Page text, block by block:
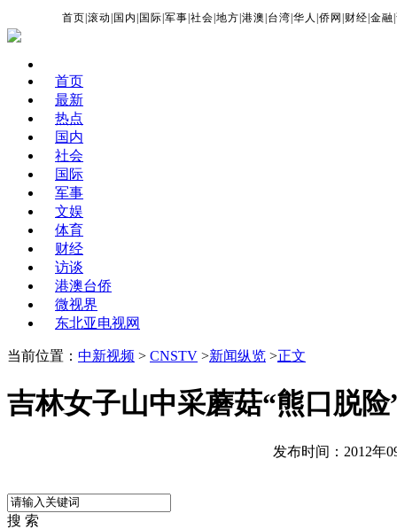
首页 |滚动 国内 国际 |军事 |社会 |地方 |港澳 台湾 |华人 |侨网 财经 |金融 |
首页
最新
热点
国内
社会
国际
军事
文娱
体育
财经
访谈
港澳台侨
微视界
东北亚电视网
当前位置： 中新视频 > CNSTV >新闻纵览 >正文
吉林女子山中采蘑菇“熊口脱险
发布时间：2012年
搜 索